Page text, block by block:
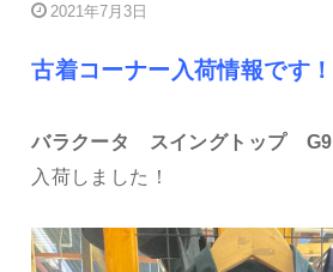
2021年7月3日
古着コーナー入荷情報です！
バラクータ スイングトップ G9
入荷しました！